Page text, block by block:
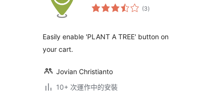
(3總
評)
Easily enable 'PLANT A TREE' button on
your cart.
Jovian Christianto
10+ 次運作中的安裝